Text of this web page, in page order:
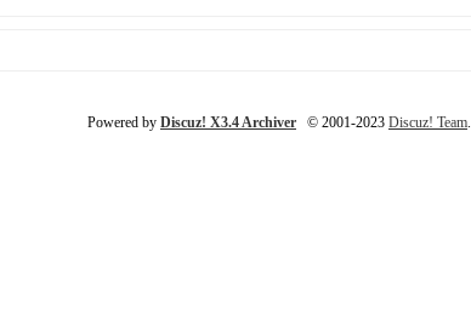
Powered by Discuz! X3.4 Archiver © 2001-2023 Discuz! Team.